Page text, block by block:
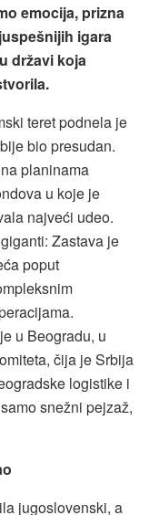
emocija, prizna
igara
državi koja
teret podnela je
bio presudan.
planinama
u koje je
najveći udeo.
Zastava je
poput
u Beogradu, u
čija je Srbija
logistike i
snežni pejzaž,
jugoslovenski, a